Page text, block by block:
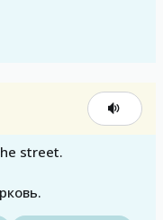
street.